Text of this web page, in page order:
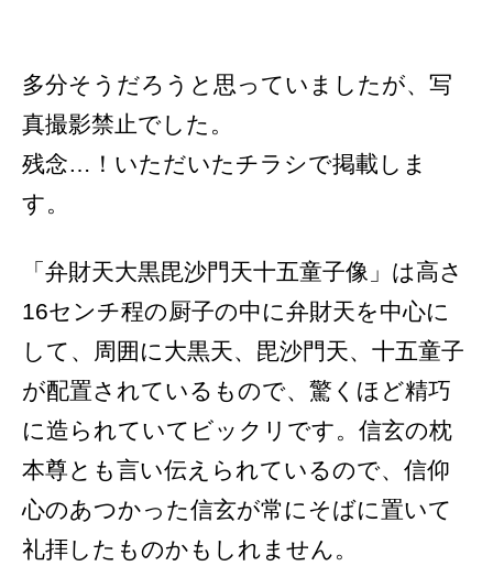
多分そうだろうと思っていましたが、写
真撮影禁止でした。
残念…！いただいたチラシで掲載しま
す。
「弁財天大黒毘沙門天十五童子像」は高さ
16センチ程の厨子の中に弁財天を中心に
して、周囲に大黒天、毘沙門天、十五童子
が配置されているもので、驚くほど精巧
に造られていてビックリです。信玄の枕
本尊とも言い伝えられているので、信仰
心のあつかった信玄が常にそばに置いて
礼拝したものかもしれません。